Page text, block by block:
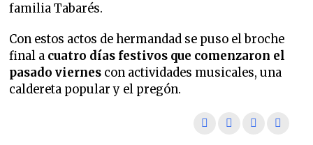
familia Tabarés.
Con estos actos de hermandad se puso el broche
final a cuatro días festivos que comenzaron el
pasado viernes con actividades musicales, una
caldereta popular y el pregón.